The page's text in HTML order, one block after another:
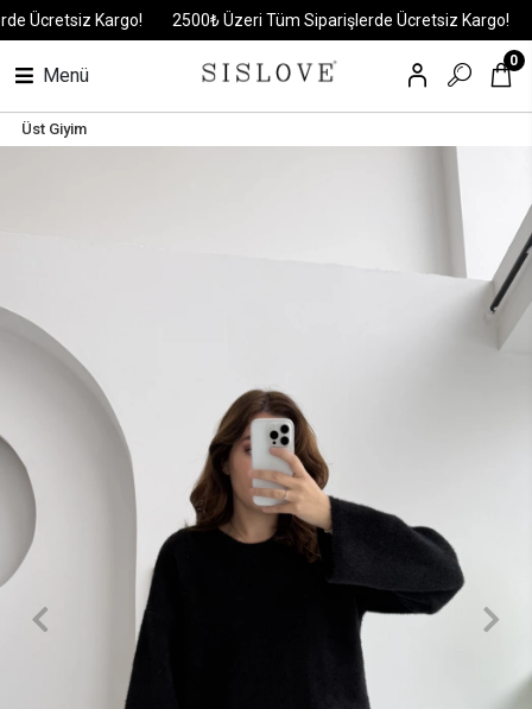
Kargo! 2500₺ Üzeri Tüm Siparişlerde Ücretsiz Kargo!
Menü
0
Üst Giyim